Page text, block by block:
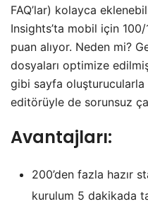
FAQ’lar) kolayca
Insights’ta mobil için
puan alıyor. Neden mi?
dosyaları optimize
gibi sayfa
editörüyle de sorunsuz
Avantajları:
200’den fazla hazır
kurulum 5 dakikada